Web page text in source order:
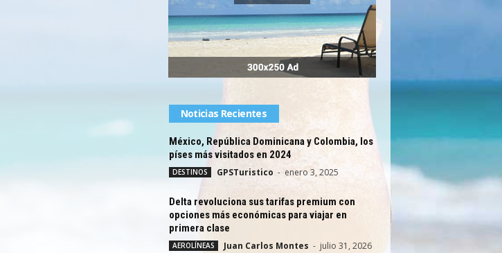
Noticias Recientes
México, República Dominicana y Colombia, los
píses más visitados en 2024
DESTINOS GPSTuristico - enero 3, 2025
Delta revoluciona sus tarifas premium con
opciones más económicas para viajar en
primera clase
AEROLÍNEAS Juan Carlos Montes - julio 31, 2026